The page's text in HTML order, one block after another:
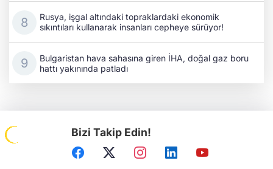
Rusya, işgal altındaki topraklardaki ekonomik
sıkıntıları kullanarak insanları cepheye sürüyor!
Bulgaristan hava sahasına giren İHA, doğal gaz boru
hattı yakınında patladı
Bizi Takip Edin!